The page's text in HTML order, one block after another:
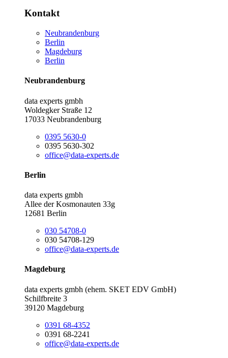
Kontakt
Neubrandenburg
Berlin
Magdeburg
Berlin
Neubrandenburg
data experts gmbh
Woldegker Straße 12
17033 Neubrandenburg
0395 5630-0
0395 5630-302
office@data-experts.de
Berlin
data experts gmbh
Allee der Kosmonauten 33g
12681 Berlin
030 54708-0
030 54708-129
office@data-experts.de
Magdeburg
data experts gmbh (ehem. SKET EDV GmbH)
Schilfbreite 3
39120 Magdeburg
0391 68-4352
0391 68-2241
office@data-experts.de